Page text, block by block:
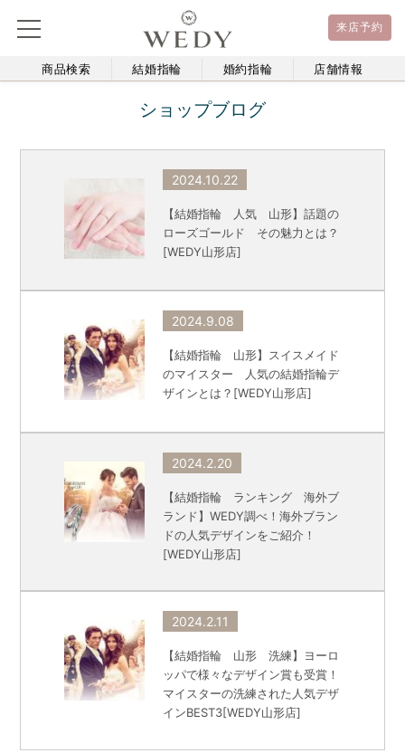
来店予約
商品検索 結婚指輪 婚約指輪 店舗情報
ショップブログ
2024.10.22
【結婚指輪 人気 山形】話題の
ローズゴールド その魅力とは？
[WEDY山形店]
2024.9.08
【結婚指輪 山形】スイスメイド
のマイスター 人気の結婚指輪デ
ザインとは？[WEDY山形店]
2024.2.20
【結婚指輪 ランキング 海外ブ
ランド】WEDY調べ！海外ブラン
ドの人気デザインをご紹介！
[WEDY山形店]
2024.2.11
【結婚指輪 山形 洗練】ヨーロ
ッパで様々なデザイン賞も受賞！
マイスターの洗練された人気デザ
インBEST3[WEDY山形店]